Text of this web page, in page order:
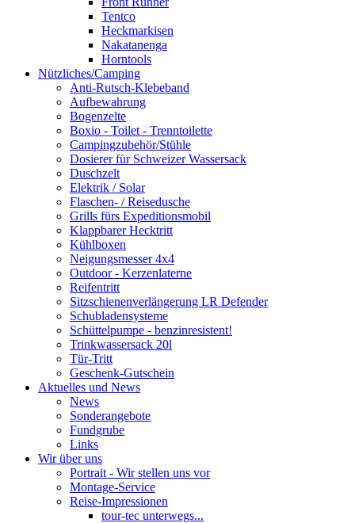
Tentco
Heckmarkisen
Nakatanenga
Horntools
Nützliches/Camping
Anti-Rutsch-Klebeband
Aufbewahrung
Bogenzelte
Boxio - Toilet - Trenntoilette
Campingzubehör/Stühle
Dosierer für Schweizer Wassersack
Duschzelt
Elektrik / Solar
Flaschen- / Reisedusche
Grills fürs Expeditionsmobil
Klappbarer Hecktritt
Kühlboxen
Neigungsmesser 4x4
Outdoor - Kerzenlaterne
Reifentritt
Sitzschienenverlängerung LR Defender
Schubladensysteme
Schüttelpumpe - benzinresistent!
Trinkwassersack 20l
Tür-Tritt
Geschenk-Gutschein
Aktuelles und News
News
Sonderangebote
Fundgrube
Links
Wir über uns
Portrait - Wir stellen uns vor
Montage-Service
Reise-Impressionen
tour-tec unterwegs...